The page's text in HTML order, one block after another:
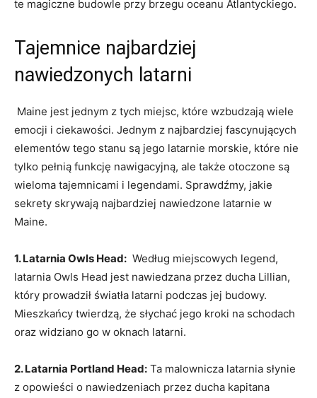
te magiczne ⁣budowle przy brzegu ⁣oceanu Atlantyckiego.
Tajemnice​ najbardziej
nawiedzonych latarni
‍ Maine⁤ jest‌ jednym z tych miejsc,‌ które wzbudzają wiele⁤
emocji i ciekawości. Jednym z najbardziej fascynujących
elementów tego stanu są jego latarnie morskie, które​ nie
tylko pełnią‌ funkcję nawigacyjną, ale także otoczone ​są
wieloma tajemnicami i legendami. Sprawdźmy, jakie⁣
sekrety skrywają najbardziej⁢ nawiedzone latarnie w
Maine.
1. Latarnia Owls Head: ⁤ Według miejscowych⁤ legend,
latarnia Owls Head jest nawiedzana przez ducha Lillian,
który prowadził światła ‌latarni podczas ⁢jej budowy.
Mieszkańcy twierdzą, że słychać jego kroki na schodach
oraz widziano go‍ w​ oknach ⁢latarni.
2. Latarnia Portland ⁤Head: Ta malownicza latarnia słynie
z opowieści o⁤ nawiedzeniach przez ducha kapitana